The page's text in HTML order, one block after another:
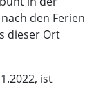
den Ferien
dieser Ort
ist